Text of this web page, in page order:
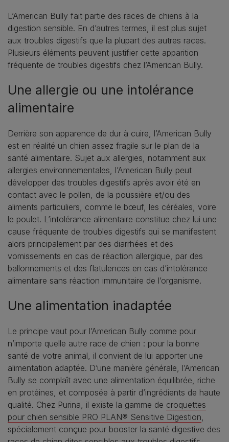
L’American Bully fait partie des races de chiens à la
digestion sensible. En d’autres termes, il est plus sujet
aux troubles digestifs que la plupart des autres races.
Plusieurs éléments peuvent justifier cette apparition
fréquente de troubles digestifs chez l’American Bully.
Une allergie ou une intolérance
alimentaire
Derrière son apparence de dur à cuire, l’American Bully
est en réalité un chien assez fragile sur le plan de la
santé alimentaire. Sujet aux allergies, notamment aux
allergies environnementales, l’American Bully peut
développer des troubles digestifs après avoir été en
contact avec le pollen, de la poussière et/ou des
aliments particuliers, comme le bœuf, les céréales, voire
le poulet. L’intolérance alimentaire constitue chez lui une
cause fréquente de troubles digestifs qui se manifestent
alors principalement par des diarrhées et des
vomissements en cas de réaction allergique, par des
ballonnements et des flatulences en cas d’intolérance
alimentaire sans réaction immunitaire de l’organisme.
Une alimentation inadaptée
Le principe vaut pour l’American Bully comme pour
n’importe quelle autre race de chien : pour la bonne
santé de votre animal, il convient de lui apporter une
alimentation adaptée. D’une manière générale, l’American
Bully se complaît avec une alimentation équilibrée, riche
en protéines, et composée à partir d’ingrédients de haute
qualité. Chez Purina, il existe la gamme de croquettes
pour chien sensible PRO PLAN® Sensitive Digestion
spécialement conçue pour booster la santé digestive des